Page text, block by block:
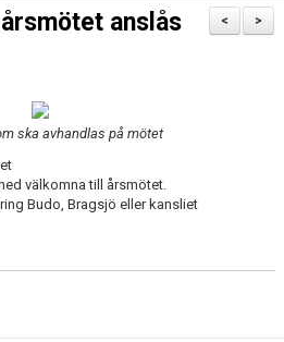
>
<
anslås
ska avhandlas på mötet
välkomna till årsmötet.
Budo, Bragsjö eller kansliet